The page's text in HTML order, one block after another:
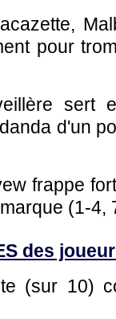
pour
sert
d'un
frappe
(1-4,
des
(sur 10)